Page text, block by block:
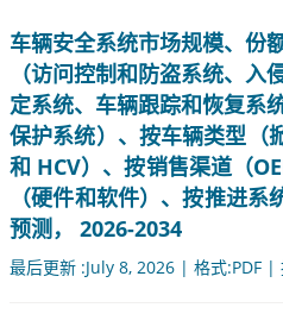
车辆安全系统市场规模、份
（访问控制和防盗系统、
定系统、车辆跟踪和恢复系
保护系统）、按车辆类型（
和 HCV）、按销售渠道（
（硬件和软件）、按推进
预测， 2026-2034
最后更新 :July 8, 2026 | 格式:PDF |